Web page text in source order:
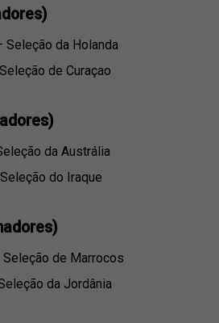
Seleção da Holanda
de Curaçao
da Austrália
do Iraque
de Marrocos
da Jordânia